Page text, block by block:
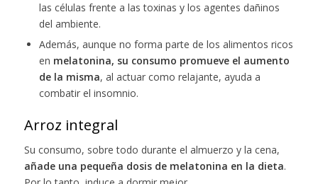
las células frente a las toxinas y los agentes dañinos
del ambiente.
Además, aunque no forma parte de los alimentos ricos
en melatonina, su consumo promueve el aumento
de la misma, al actuar como relajante, ayuda a
combatir el insomnio.
Arroz integral
Su consumo, sobre todo durante el almuerzo y la cena,
añade una pequeña dosis de melatonina en la dieta.